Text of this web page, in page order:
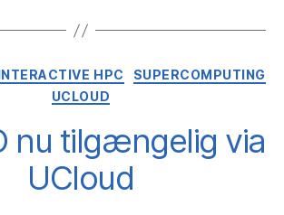
Kategorier
HPC
SUPERCOMPUTING
UCLOUD
nu tilgængelig via
UCloud